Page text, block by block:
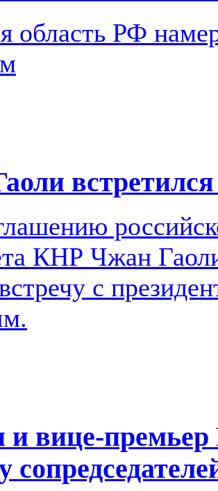
область РФ
КНР Чжан
с
вице-